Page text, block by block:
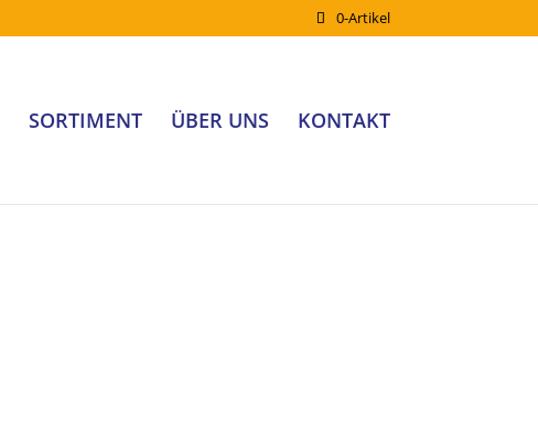
0-Artikel
SORTIMENT ÜBER UNS KONTAKT